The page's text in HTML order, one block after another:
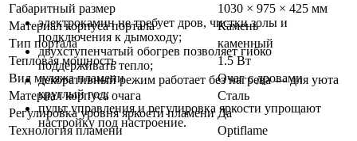
электрокамин не требует дров, чистки золы и
подключения к дымоходу;
двухступенчатый обогрев позволяет гибко
поддерживать тепло;
декоративный режим работает без нагрева — для уюта
круглый год;
пульт управления и регулировка яркости упрощают
настройку под настроение.
Габаритный размер
1030 × 975 × 425 мм
Материал корпуса портала
Камень
Тип портала
каменный
Тепловая мощность
1.5 Вт
Вид муляжа пламени
Очаг с дровами
Материал корпуса очага
Сталь
Регулировка уровня яркости пламени Да
Технология пламени
Optiflame